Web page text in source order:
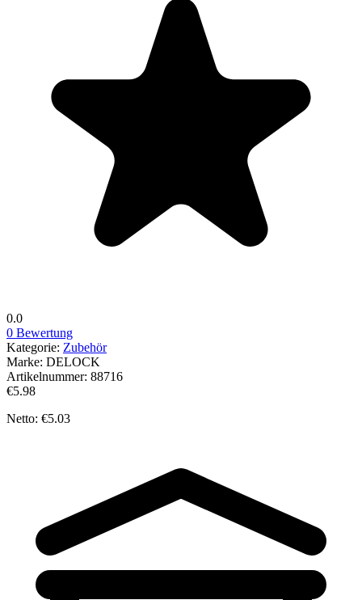
0.0
0 Bewertung
Kategorie: Zubehör
Marke: DELOCK
Artikelnummer: 88716
€5.98
Netto: €5.03